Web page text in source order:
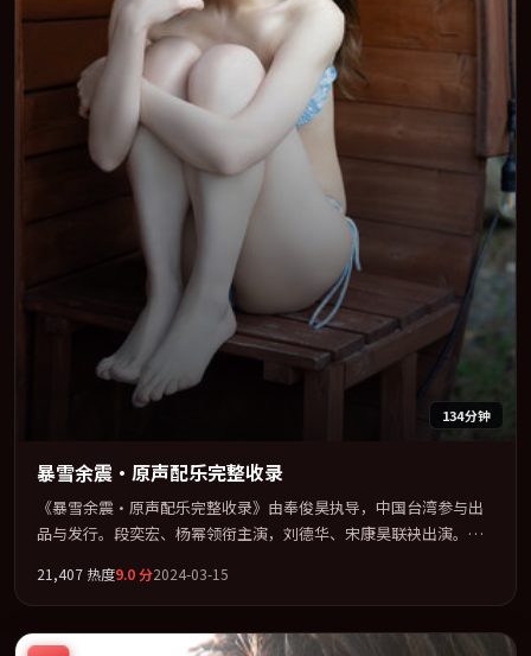
134分钟
暴雪余震·原声配乐完整收录
《暴雪余震·原声配乐完整收录》由奉俊昊执导，中国台湾参与出
品与发行。段奕宏、杨幂领衔主演，刘德华、宋康昊联袂出演。在
为骨架，在叙事、表演与视听上力求统一。定于 2024-12-13 在内地
院线及主流平台同步亮相，2024 年度话题片中口碑稳健，适合喜欢
强情节与人物弧光的观众完整观看。
21,407 热度9.0分2024-03-15